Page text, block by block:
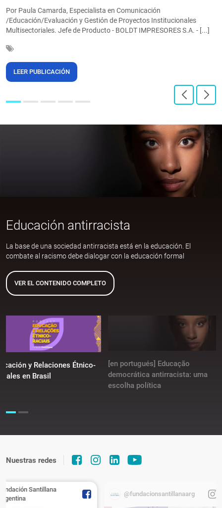
Por Paula Camarda, Especialista en Comunicación
/Educación/Evaluación y Gestión de Proyectos Institucionales
Multisectoriales. Jefe de Producto - BOLDT IMPRESORES S.A. - [...]
LEER PUBLICACIÓN
Educación antirracista
La base de una sociedad antirracista está en la educación. El
combate al racismo debe dialogar con la educación formal
VER EL CONTENIDO COMPLETO
y Relaciones Étnico-
en Brasil
[en portugués] Educação
democrática antirracista: uma
escolha política
Nuestras redes
Santillana
@fundacionsantillanaarg